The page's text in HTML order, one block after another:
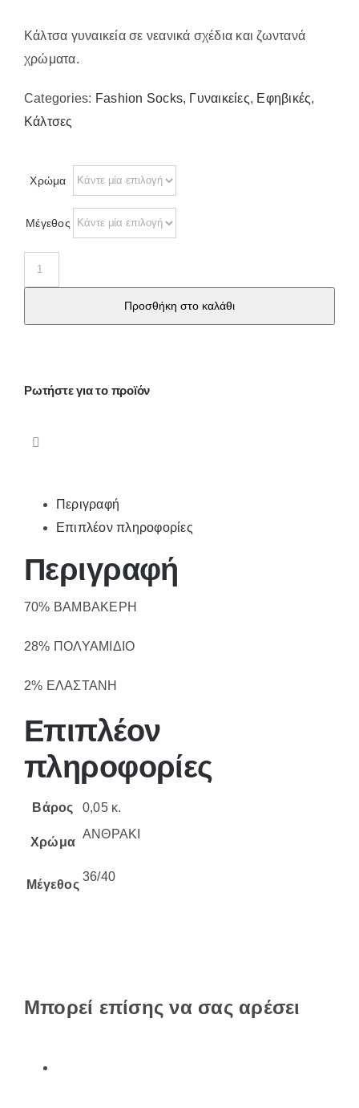
Κάλτσα γυναικεία σε νεανικά σχέδια και ζωντανά
χρώματα.
Categories: Fashion Socks, Γυναικείες, Εφηβικές,
Κάλτσες
Χρώμα
Μέγεθος
Κάλτσα
γυναικεία
Προσθήκη στο καλάθι
Ρωτήστε για το προϊόν
Περιγραφή
Επιπλέον πληροφορίες
Περιγραφή
70% ΒΑΜΒΑΚΕΡΗ
28% ΠΟΛΥΑΜΙΔΙΟ
2% ΕΛΑΣΤΑΝΗ
Επιπλέον
πληροφορίες
Βάρος 0,05 κ.
Χρώμα
ΑΝΘΡΑΚΙ
Μέγεθος
36/40
Μπορεί επίσης να σας αρέσει